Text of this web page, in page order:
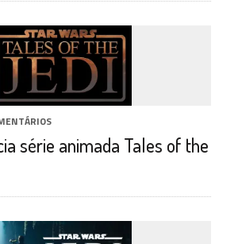
série animada Tales of the